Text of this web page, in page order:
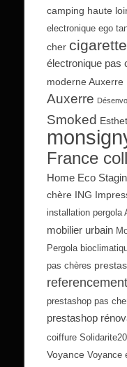
camping haute
electronique ego
cher
électronique pas
moderne Auxerre
Auxerre
Smoked
France
Home Eco
chère ING
installation pergola
mobilier urbain
Pergola
pas chères
prestashop pas
prestashop
coiffure
Voyance Voyance